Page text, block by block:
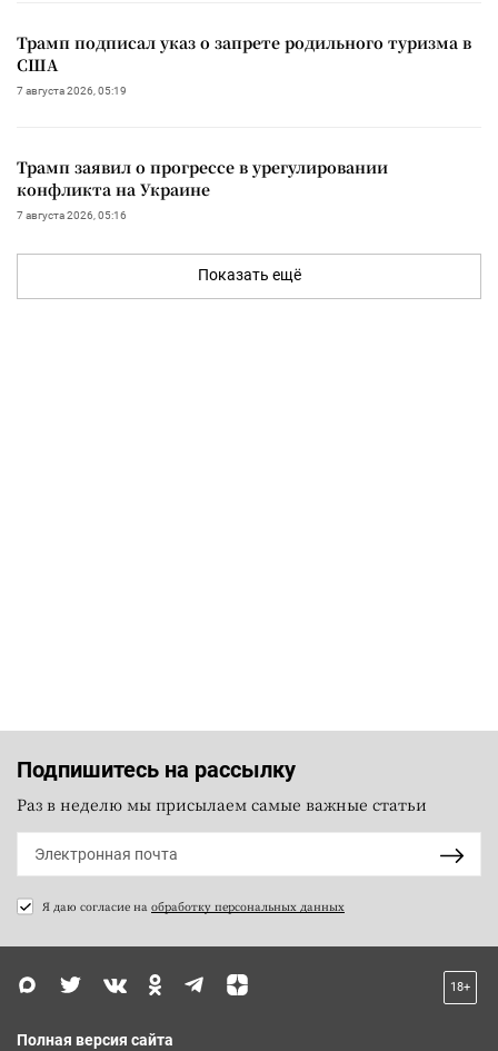
Трамп подписал указ о запрете родильного туризма в
США
7 августа 2026, 05:19
Трамп заявил о прогрессе в урегулировании
конфликта на Украине
7 августа 2026, 05:16
Показать ещё
Подпишитесь на рассылку
Раз в неделю мы присылаем самые важные статьи
Я даю согласие на обработку персональных данных
18+
Полная версия сайта